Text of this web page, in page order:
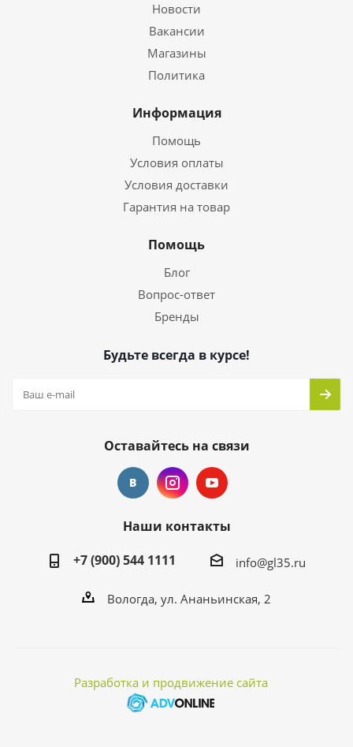
Новости
Вакансии
Магазины
Политика
Информация
Помощь
Условия оплаты
Условия доставки
Гарантия на товар
Помощь
Блог
Вопрос-ответ
Бренды
Будьте всегда в курсе!
Оставайтесь на связи
Наши контакты
+7 (900) 544 1111
info@gl35.ru
Вологда, ул. Ананьинская, 2
Разработка и продвижение сайта